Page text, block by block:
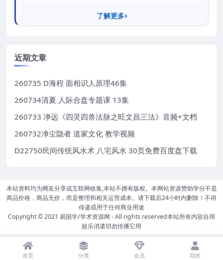
了解更多
近期文章
260735 D海程 面相识人原理46集
260734清夏 人际合盘专题课 13集
260733 净远《四灵四兽法脉之旺文昌三法》音频+文档
260732净尘隐者 道家文化 教学视频
D22750民间传统风水术 八宅风水 30页免费百度盘下载
本站资料均为网友分享或互联网收集,本站不拥有版权。本网站资源赞助学分不是
商品价格，商品无价，而是整理和相关运营成本。请下载后24小时内删除！不得
传递或用于任何商业用途
Copyright © 2021 易国学/学术资源网 - All rights reserved本站所有内容自用
娱乐消遣切勿传播它用
首页 分类 会员 我的